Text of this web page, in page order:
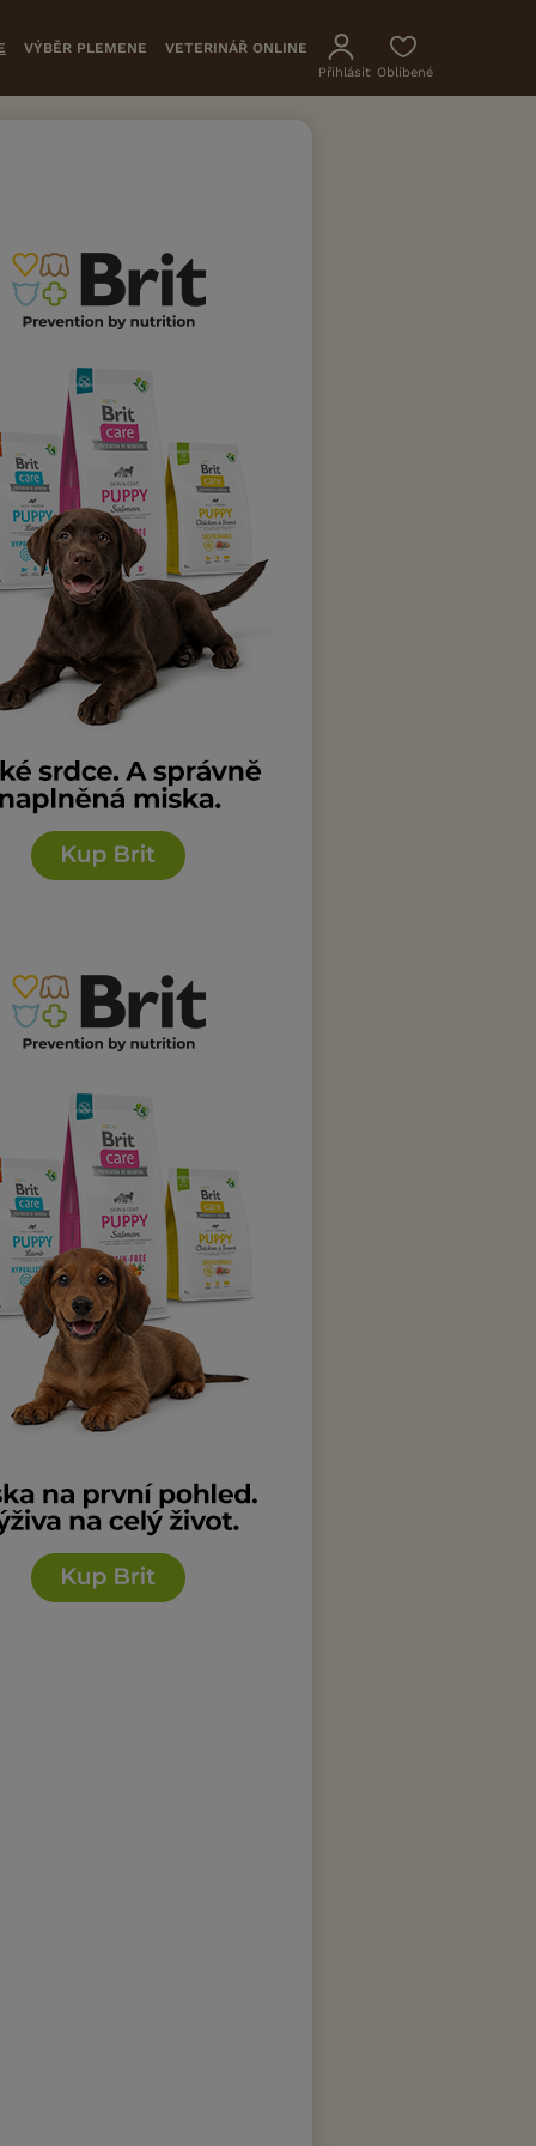
VÝBĚR PLEMENE VETERINÁŘ ONLINE
Přihlásit Oblíbené